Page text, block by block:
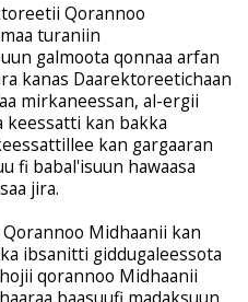
Qorannoo
turaniin
galmoota qonnaa arfan
kanas Daarektoreetichaan
mirkaneessan, al-ergii
keessatti kan bakka
kan gargaaran
fi babal'isuun hawaasa
jira.
Midhaanii kan
ibsanitti giddugaleessota
qorannoo Midhaanii